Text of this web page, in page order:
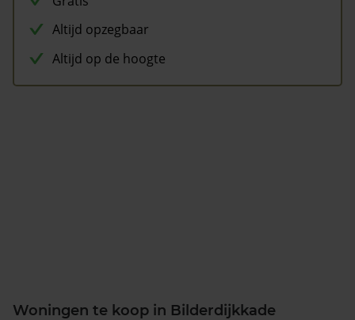
Altijd opzegbaar
Altijd op de hoogte
Woningen te koop in Bilderdijkkade